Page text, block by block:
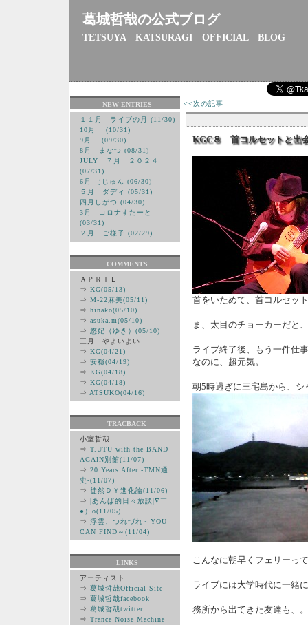
葛城哲哉の公式ブログ
TETSUYA KATSURAGI OFFICIAL BLOG
NEW ENTRIES
１１月 ライブの月 (11/30)
10月 (10/31)
9月 (09/30)
8月 まなつ (08/31)
JULY ７月 ２０２４
(07/31)
6月 jじゅん (06/30)
５月 ダディ (05/31)
四月しがつ (04/30)
3月 コロナすたーと
(03/31)
２月 ご様子 (02/29)
COMMENTS
ＡＰＲＩＬ
⇒ KG(05/13)
⇒ M-22麻美(05/11)
⇒ hinako(05/10)
⇒ asuka.m(05/10)
⇒ 悠妃（ゆき）(05/10)
三月 やよいよい
⇒ KG(04/21)
⇒ 安穏(04/19)
⇒ KG(04/18)
⇒ KG(04/18)
⇒ ATSUKO(04/16)
TRACBACK
小室哲哉
⇒ T.UTU with the BAND
AGAIN別館(11/07)
⇒ 20 Years After -TMN通
史-(11/07)
⇒ 徒然ＤＹ進化論(11/06)
⇒ |あんぱ的日々放談|∇￣
●）ο(11/05)
⇒ 浮雲、つれづれ～YOU
CAN FIND～(11/04)
LINKS
アーティスト
⇒ 葛城哲哉Official Site
⇒ 葛城哲哉facebook
⇒ 葛城哲哉twitter
⇒ Trance Noise Machine
<<次の記事
KGC８ 首コルセットと
首をいためて、首コルセッ
ま、太目のチョーカーだと
ライブ終了後、もう一件仕
なのに、超元気。
朝5時過ぎに三宅島から、シ
こんなに朝早くフェリーっ
ライブには大学時代に一緒
務所から出てきた友達も、。